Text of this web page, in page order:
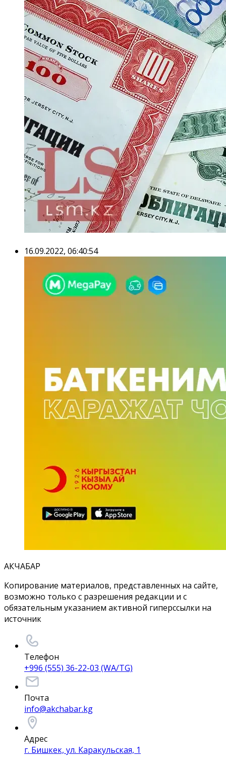
16.09.2022, 06:40:54
АКЧАБАР
Копирование материалов, представленных на сайте,
возможно только с разрешения редакции и с
обязательным указанием активной гиперссылки на
источник
Телефон
+996 (555) 36-22-03 (WA/TG)
Почта
info@akchabar.kg
Адрес
г. Бишкек, ул. Каракульская, 1